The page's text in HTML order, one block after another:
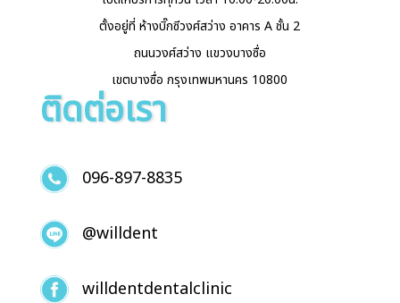
ตั้งอยู่ที่ ห้างบิ๊กซีวงศ์สว่าง อาคาร A ชั้น 2
ถนนวงศ์สว่าง แขวงบางซื่อ
เขตบางซื่อ กรุงเทพมหานคร 10800
ติดต่อเรา
096-897-8835
@willdent
willdentdentalclinic